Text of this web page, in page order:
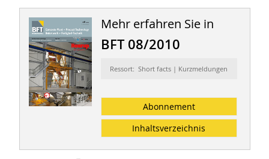
Mehr erfahren Sie in
BFT 08/2010
Ressort: Short facts | Kurzmeldungen
Abonnement
Inhaltsverzeichnis